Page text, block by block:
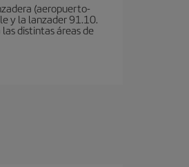
(aeropuerto-
y la lanzader 91.10.
distintas áreas de